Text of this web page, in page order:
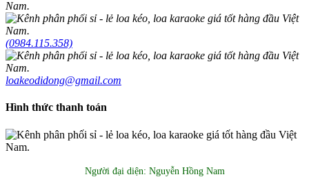
(0984.115.358)
loakeodidong@gmail.com
Hình thức thanh toán
Người đại diện: Nguyễn Hồng Nam